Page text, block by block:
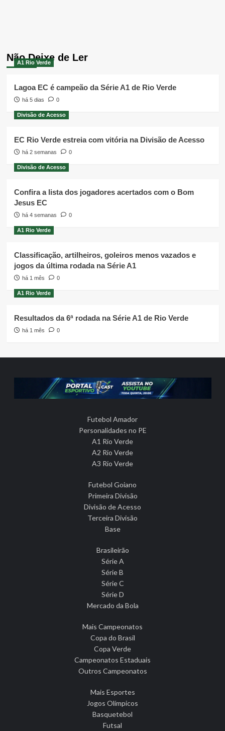
Não Deixe de Ler
A1 Rio Verde
Lagoa EC é campeão da Série A1 de Rio Verde
há 5 dias 0
Divisão de Acesso
EC Rio Verde estreia com vitória na Divisão de Acesso
há 2 semanas 0
Divisão de Acesso
Confira a lista dos jogadores acertados com o Bom
Jesus EC
há 4 semanas 0
A1 Rio Verde
Classificação, artilheiros, goleiros menos vazados e
jogos da última rodada na Série A1
há 1 mês 0
A1 Rio Verde
Resultados da 6ª rodada na Série A1 de Rio Verde
há 1 mês 0
Futebol Amador
Personalidades no PE
A1 Rio Verde
A2 Rio Verde
A3 Rio Verde
Futebol Goiano
Primeira Divisão
Divisão de Acesso
Terceira Divisão
Base
Brasileirão
Série A
Série B
Série C
Série D
Mercado da Bola
Mais Campeonatos
Copa do Brasil
Copa Verde
Campeonatos Estaduais
Outros Campeonatos
Mais Esportes
Jogos Olímpicos
Basquetebol
Futsal